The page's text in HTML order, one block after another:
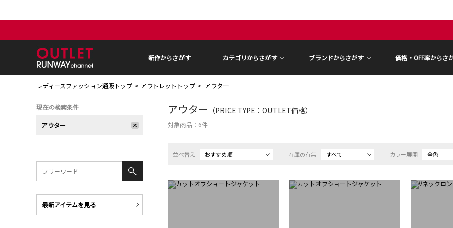
新作からさがす カテゴリからさがす ブランドからさがす 価格・OFF率からさ
レディースファッション通販トップ アウトレットトップ アウター
アウター （PRICE TYPE：OUTLET価格）
対象商品： 6件
並べ替え おすすめ順 在庫の有無 すべて カラー展開 全色
現在の検索条件
アウター
最新アイテムを見る